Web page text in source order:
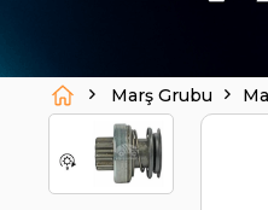
Marş Grubu